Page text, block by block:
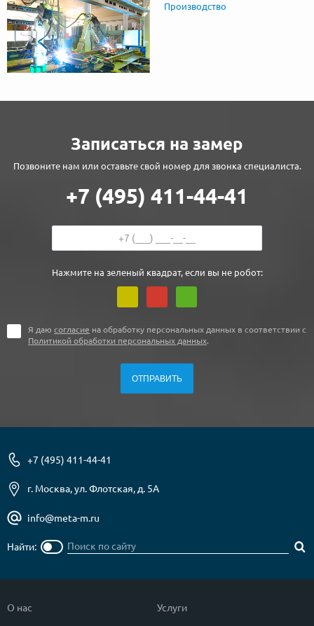
Производство
Записаться на замер
Позвоните нам или оставьте свой номер для звонка специалиста.
+7 (495) 411-44-41
Нажмите на зеленый квадрат, если вы не робот:
Я даю согласие на обработку персональных данных в соответствии с
Политикой обработки персональных данных.
+7 (495) 411-44-41
г. Москва, ул. Флотская, д. 5А
info@meta-m.ru
Найти:
О нас
Услуги